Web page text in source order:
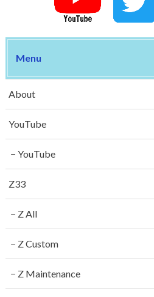
Menu
About
YouTube
YouTube
Z33
Z All
Z Custom
Z Maintenance